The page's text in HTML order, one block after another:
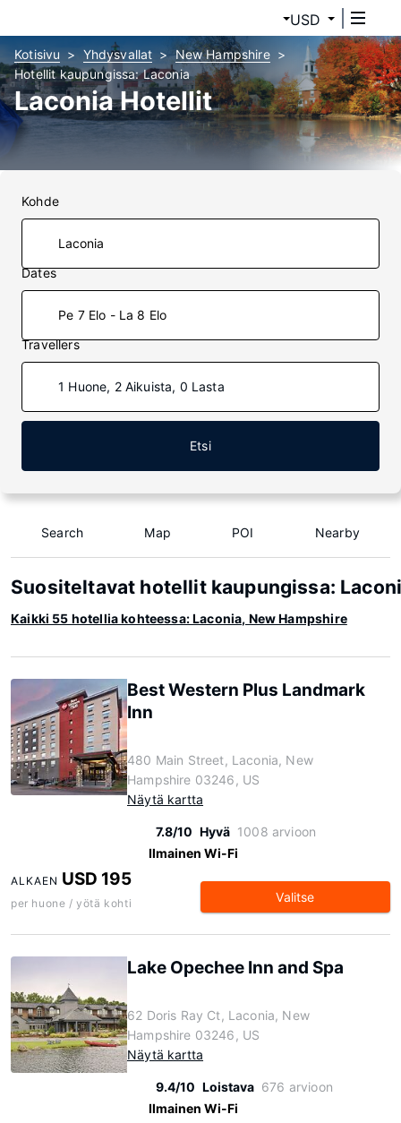
USD
Kotisivu Yhdysvallat
New Hampshire
Hotellit kaupungissa: Laconia
Laconia Hotellit
Kohde
Dates
Pe 7 Elo - La 8 Elo
Travellers
1 Huone, 2 Aikuista, 0 Lasta
Etsi
Search Map POI Nearby
Suositeltavat hotellit kaupungissa:
Kaikki 55 hotellia kohteessa: Laconia, New Hampshire
Best Western Plus Landmark
Inn
480 Main Street, Laconia, New
Hampshire 03246, US
Näytä kartta
7.8/10 Hyvä 1008 arvioon
Ilmainen Wi-Fi
ALKAEN USD 195
per huone / yötä kohti Valitse
Lake Opechee Inn and Spa
62 Doris Ray Ct, Laconia, New
Hampshire 03246, US
Näytä kartta
9.4/10 Loistava 676 arvioon
Ilmainen Wi-Fi